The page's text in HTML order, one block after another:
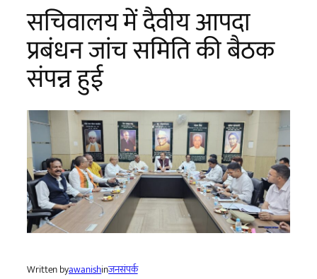
सचिवालय में दैवीय आपदा
प्रबंधन जांच समिति की बैठक
संपन्न हुई
Written byawanishinजनसंपर्क